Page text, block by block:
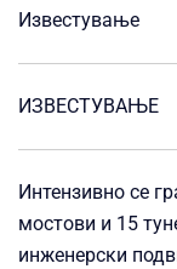
Известување
ИЗВЕСТУВАЊЕ
Интензивно се
мостови и 15
инженерски